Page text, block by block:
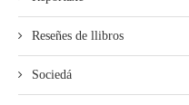
Reseñes de llibros
Sociedá